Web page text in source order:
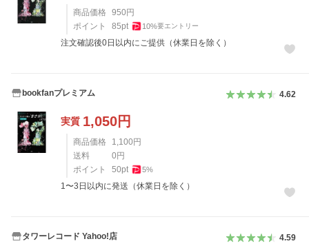
商品価格 950 円
ポイント
85pt 10%要エントリー
注文確認後0日以内にご提供（休業日を除く）
bookfanプレミアム 4.62
実質 1,050円
商品価格 1,100 円
送料
0 円
ポイント
50pt 5%
1〜3日以内に発送（休業日を除く）
タワーレコード Yahoo!店 4.59